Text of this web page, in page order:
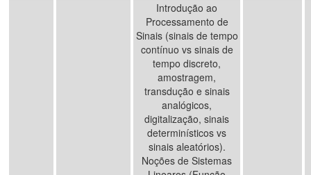
Introdução ao
Processamento de
Sinais (sinais de tempo
contínuo vs sinais de
tempo discreto,
amostragem,
transdução e sinais
analógicos,
digitalização, sinais
determinísticos vs
sinais aleatórios).
Noções de Sistemas